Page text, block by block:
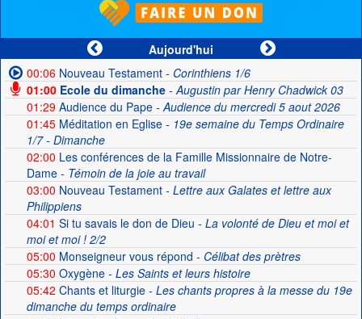
Aujourd'hui
00:06Nouveau Testament- Corinthiens 1/6
01:00Ecole du dimanche- Augustin par Henry Chadwick 03
01:29Audience du Pape- Audience du mercredi 5 aout 2026
01:45Méditation en Eglise- 19e semaine du Temps Ordinaire
1/7 - Dimanche
02:00 Les conférences de la Famille Missionnaire de Notre-
Dame- Témoin de la joie au travail
03:00 Nouveau Testament- Lettre aux Galates et lettre aux
Philippiens
04:01 Si tu savais le don de Dieu - La volonté de Dieu et moi et
moi et moi ! 2/2
05:00 Monseigneur vous répond - Célibat des prètres
05:30 Oxygène- Les Saints et leurs histoire
05:42 Chants et liturgie- Les chants propres à la messe du 19e
dimanche du temps ordinaire